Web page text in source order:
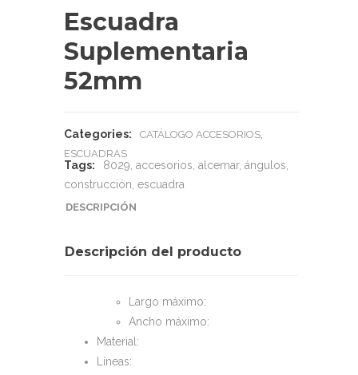
Escuadra
Suplementaria
52mm
Categories: CATÁLOGO ACCESORIOS
ESCUADRAS
Tags: 8029 accesorios alcemar, ángulos
construcción escuadra
DESCRIPCIÓN
Descripción del producto
Largo máximo:
Ancho máximo:
Material:
Líneas: